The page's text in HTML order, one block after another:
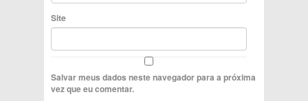
Site
Salvar meus dados neste navegador para a próxima
vez que eu comentar.